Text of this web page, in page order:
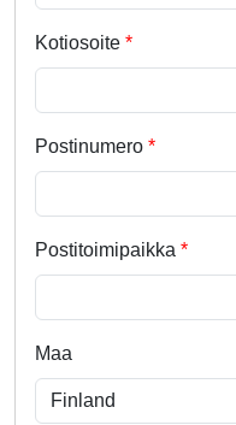
Kotiosoite
Postinumero
Postitoimipaikka
Maa